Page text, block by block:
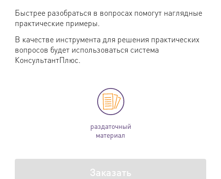
Быстрее разобраться в вопросах помогут наглядные
практические примеры.
В качестве инструмента для решения практических
вопросов будет использоваться система
КонсультантПлюс.
раздаточный
материал
Заказать